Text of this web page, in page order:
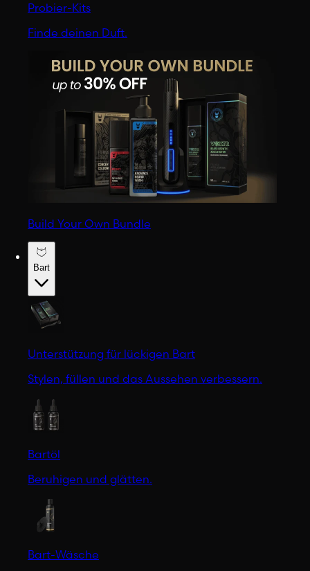
Probier-Kits
Finde deinen Duft.
Build Your Own Bundle
Bart
Unterstützung für lückigen Bart
Stylen, füllen und das Aussehen verbessern.
Bartöl
Beruhigen und glätten.
Bart-Wäsche